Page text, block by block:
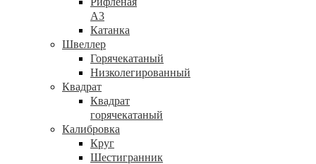
А3
Катанка
Швеллер
Горячекатаный
Низколегированный
Квадрат
Квадрат
горячекатаный
Калибровка
Круг
Шестигранник